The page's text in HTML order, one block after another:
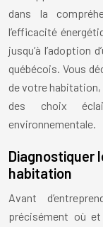
dans la
l’efficacité
jusqu’à l’adoption
québécois. Vous
de votre
des choix
environnementale.
Diagnostiquer
habitation
Avant
précisément où